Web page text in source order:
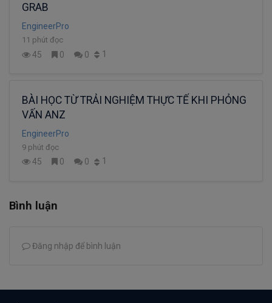
GRAB
EngineerPro
11 phút đọc
45 0 0 1
BÀI HỌC TỪ TRẢI NGHIỆM THỰC TẾ KHI PHỎNG
VẤN ANZ
EngineerPro
9 phút đọc
45 0 0 1
Bình luận
Đăng nhập để bình luận